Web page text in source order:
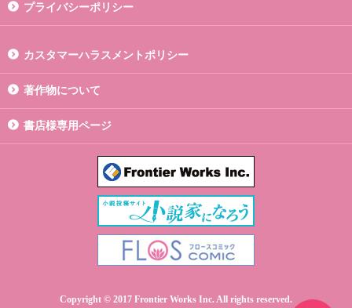
プライバシーポリシー
カスタマーハラスメントポリシー
著作物について
書店様専用ページ
Copyright © 2017 Frontier Works Inc. All rights reserved.